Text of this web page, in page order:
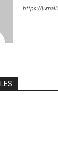
https://